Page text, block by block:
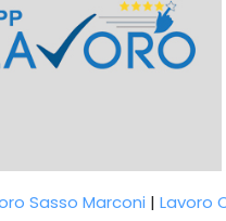
Sasso Marconi | Lavoro